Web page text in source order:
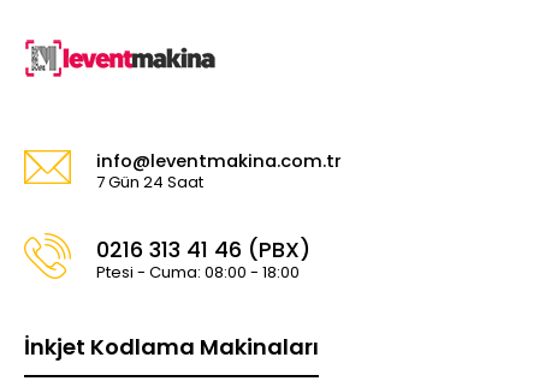
info@leventmakina.com.tr
7 Gün 24 Saat
0216 313 41 46 (PBX)
Ptesi - Cuma: 08:00 - 18:00
İnkjet Kodlama Makinaları